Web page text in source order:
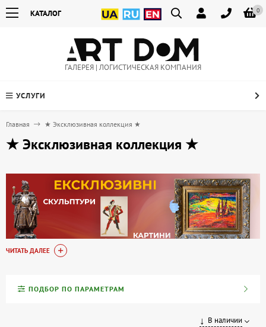
0
КАТАЛОГ
ГАЛЕРЕЯ | ЛОГИСТИЧЕСКАЯ КОМПАНИЯ
УСЛУГИ
Главная ★ Эксклюзивная коллекция ★
★ Эксклюзивная коллекция ★
арт-объектов, созданных вручную украинскими художниками и
доступное в единственном экземпляре, и сопровождается
ЧИТАТЬ ДАЛЕЕ
ПОДБОР ПО ПАРАМЕТРАМ
В наличии